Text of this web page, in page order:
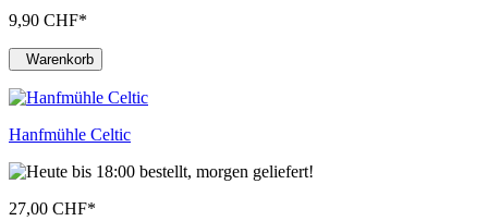
9,90 CHF*
Warenkorb
Hanfmühle Celtic
27,00 CHF*